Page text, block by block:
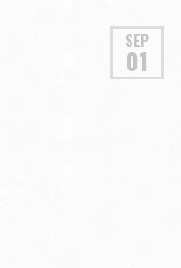
SEP
01